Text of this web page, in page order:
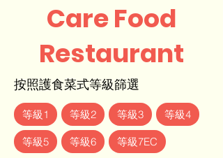
Care Food
Restaurant
按照護食菜式等級篩選
等級1 等級2 等級3 等級4
等級5 等級6 等級7EC